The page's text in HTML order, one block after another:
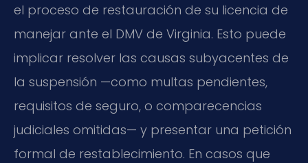
el proceso de restauración de su licencia de
manejar ante el DMV de Virginia. Esto puede
implicar resolver las causas subyacentes de
la suspensión —como multas pendientes,
requisitos de seguro, o comparecencias
judiciales omitidas— y presentar una petición
formal de restablecimiento. En casos que